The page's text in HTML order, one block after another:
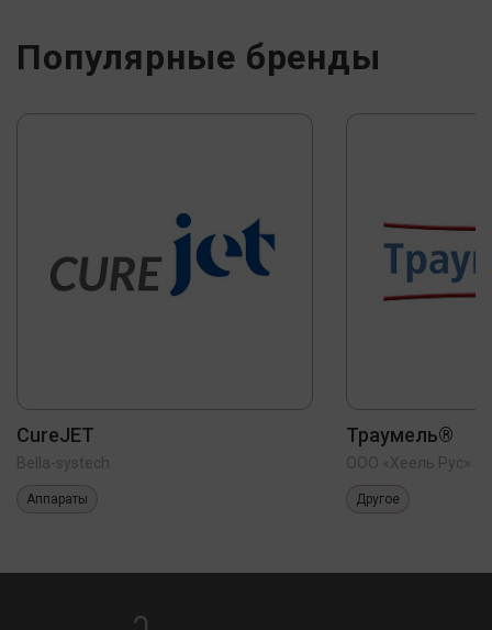
Популярные бренды
CureJET
Bella-systech
Аппараты
Траумель®
ООО «Хеель Рус»
Другое